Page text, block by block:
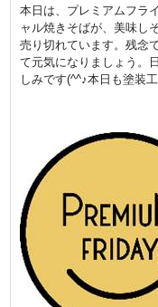
本日は、プレミアムフラ
ャル焼きそばが、美味し
売り切れています。残念
て元気になりましょう。
しみです(^^♪本日も塗装